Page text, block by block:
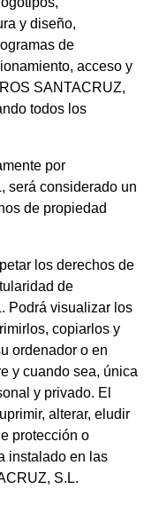
y diseño,
de
acceso y
SANTACRUZ,
todos los
por
será considerado un
de propiedad
los derechos de
de
Podrá visualizar los
copiarlos y
ordenador o en
y cuando sea, única
y privado. El
alterar, eludir
protección o
instalado en las
S.L.